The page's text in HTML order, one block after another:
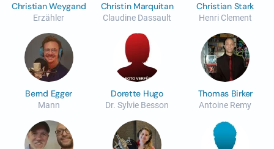
Christian Weygand
Erzähler
Christin Marquitan
Claudine Dassault
Christian Stark
Henri Clement
Bernd Egger
Mann
Dorette Hugo
Dr. Sylvie Besson
Thomas Birker
Antoine Remy